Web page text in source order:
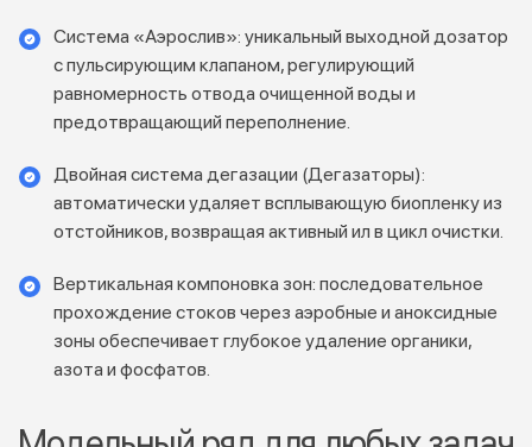
Система «Аэрослив»: уникальный выходной дозатор
с пульсирующим клапаном, регулирующий
равномерность отвода очищенной воды и
предотвращающий переполнение.
Двойная система дегазации (Дегазаторы):
автоматически удаляет всплывающую биопленку из
отстойников, возвращая активный ил в цикл очистки.
Вертикальная компоновка зон: последовательное
прохождение стоков через аэробные и аноксидные
зоны обеспечивает глубокое удаление органики,
азота и фосфатов.